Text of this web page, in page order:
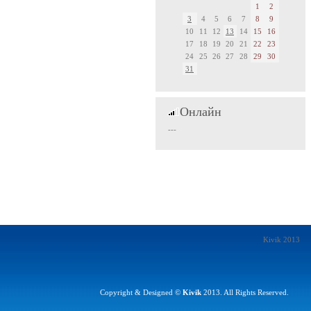
1
2
3
4 5 6 7 8
9
10
11 12 13 14 15
16
17
18 19 20 21 22
23
24
25 26 27 28 29
30
31
Онлайн
---
Kivik 2013
Copyright & Designed © Kivik 2013. All Rights Reserved.